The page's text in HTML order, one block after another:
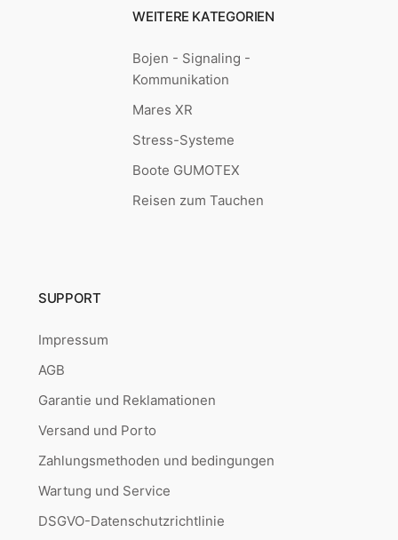
WEITERE KATEGORIEN
Bojen - Signaling -
Kommunikation
Mares XR
Stress-Systeme
Boote GUMOTEX
Reisen zum Tauchen
SUPPORT
Impressum
AGB
Garantie und Reklamationen
Versand und Porto
Zahlungsmethoden und bedingungen
Wartung und Service
DSGVO-Datenschutzrichtlinie